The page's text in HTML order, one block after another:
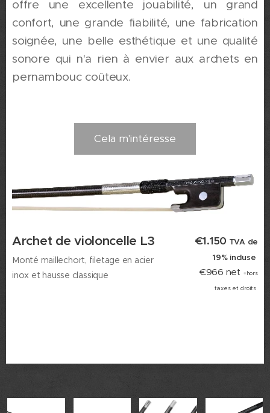
offre une excellente jouabilité, un grand
confort, une grande fiabilité, une fabrication
soignée, une belle esthétique et une qualité
sonore qui n'a rien à envier aux archets en
pernambouc coûteux.
Cela m'intéresse
Archet de violoncelle L3
Monté maillechort, filetage en acier
inox et hausse classique
€1.150 TVA de
19% incluse
€966 net +hors
taxes et droits